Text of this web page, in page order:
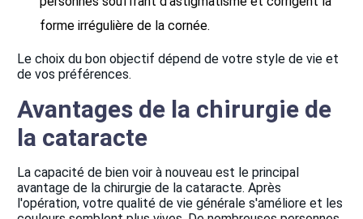
forme irrégulière de la cornée.
Le choix du bon objectif dépend de votre style de vie et
de vos préférences.
Avantages de la chirurgie de
la cataracte
La capacité de bien voir à nouveau est le principal
avantage de la chirurgie de la cataracte. Après
l'opération, votre qualité de vie générale s'améliore et les